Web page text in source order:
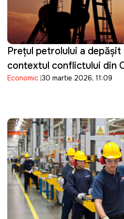
Prețul petrolului a depășit
contextul conflictului din
Economic 30 martie 2026, 11:09